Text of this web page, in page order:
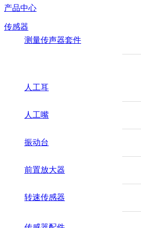
产品中心
传感器
测量传声器套件
人工耳
人工嘴
振动台
前置放大器
转速传感器